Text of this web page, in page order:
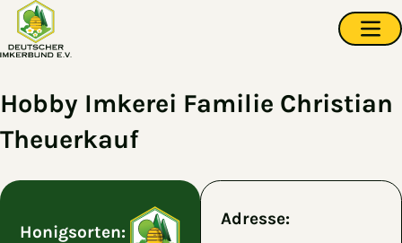
Zum Hauptinhalt springen
Hobby Imkerei Familie Christian
Theuerkauf
Honigsorten:
Adresse: